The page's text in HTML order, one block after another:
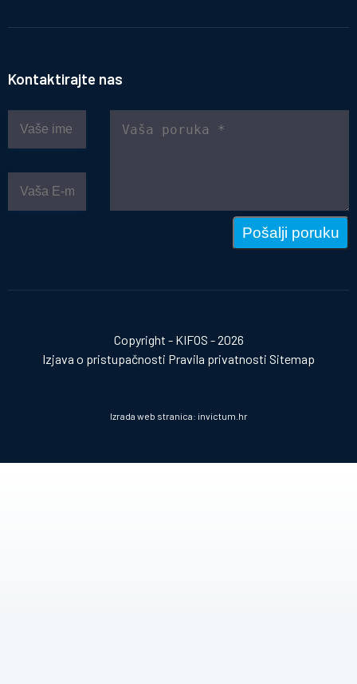
Kontaktirajte nas
Pošalji poruku
Copyright - KIFOS - 2026
Izjava o pristupačnosti Pravila privatnosti Sitemap
Izrada web stranica: invictum.hr